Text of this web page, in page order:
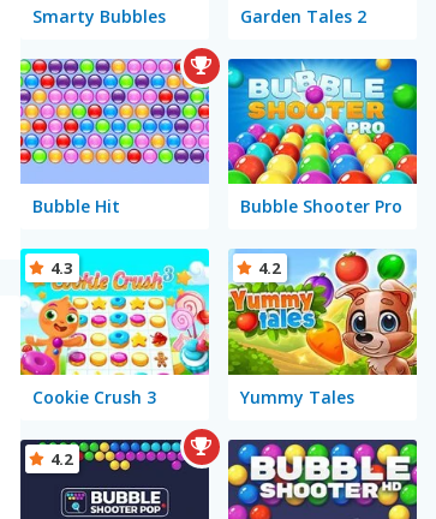
Smarty Bubbles Garden Tales 2
Bubble Hit Bubble Shooter Pro
Cookie Crush 3
4.3
Yummy Tales
4.2
4.2